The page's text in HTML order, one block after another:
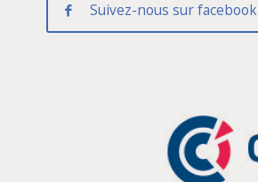
Suivez-nous sur facebook